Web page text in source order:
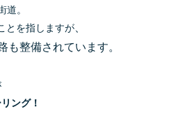
。
とを指しますが、
整備されています。
ング！